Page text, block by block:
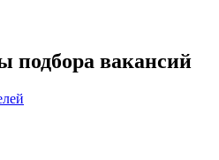
вакансий